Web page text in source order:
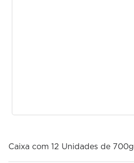
Caixa com 12 Unidades de 700g